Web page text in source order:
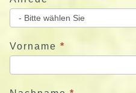
e
u
n
s
Vorname *